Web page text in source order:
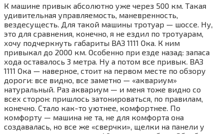
К машине привык абсолютно уже через 500 км. Такая
удивительная управляемость, маневренность,
вездесущесть. Для такой машины тротуар — шоссе. Ну,
это для сравнения, конечно, я не ездил по тротуарам,
хочу подчеркнуть габариты ВАЗ 1111 Ока. К ним
привыкал до 2000 км. Особенно при езде назад: запаса
хода оставалось 3 метра. Ну а потом все привык. ВАЗ
1111 Ока — наверное, стоит на первом месте по обзору
дороги: все видно, все заметно — «аквариум»
натуральный. Раз аквариум — и меня тоже видно со
всех сторон: пришлось затонироваться, по правилам,
конечно. Стало как-то уютнее, комфортнее. По
комфорту — машина не та, не для комфорта она
создавалась, но все же «сверчки», щелки на панели у